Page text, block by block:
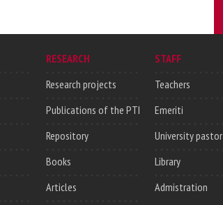
RESEARCH
Research projects
Publications of the PTI
Repository
Books
Articles
STAFF
Teachers
Emeriti
University pastor
Library
Admistration